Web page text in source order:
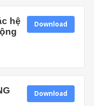
hệ
Download
Download